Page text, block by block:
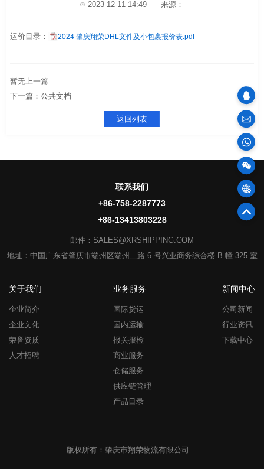
2023-12-11 14:49 来源：
运价目录： 2024 肇庆翔荣DHL文件及小包裹报价表.pdf
暂无上一篇
下一篇：公共文档
返回列表
联系我们
+86-758-2287773
+86-13413803228
邮件：SALES@XRSHIPPING.COM
地址：中国广东省肇庆市端州区端州二路 6 号兴业商务综合楼 B 幢 325 室
关于我们
企业简介
企业文化
荣誉资质
人才招聘
业务服务
国际货运
国内运输
报关报检
商业服务
仓储服务
供应链管理
产品目录
新闻中心
公司新闻
行业资讯
下载中心
版权所有：肇庆市翔荣物流有限公司